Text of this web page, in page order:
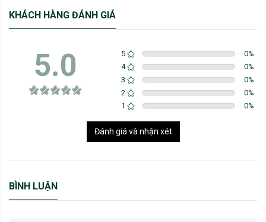
KHÁCH HÀNG ĐÁNH GIÁ
5.0 5 0%
4
0%
3
0%
2
0%
1
0%
Đánh giá và nhận xét
BÌNH LUẬN